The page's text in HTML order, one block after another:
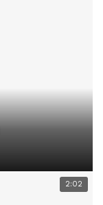
2:02